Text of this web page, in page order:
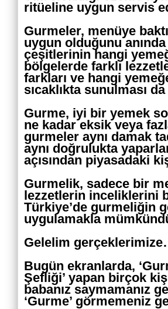
ritüeline uygun servis
Gurmeler, menüye
uygun olduğunu
çeşitlerinin hangi
bölgelerde farklı
farkları ve hangi
sıcaklıkta sunulması
Gurme, iyi bir yemek
ne kadar eksik veya
gurmeler aynı damak
aynı doğrulukta
açısından piyasadaki
Gurmelik, sadece bir
lezzetlerin inceliklerini
Türkiye’de gurmeliğin
uygulamakla
Gelelim
Bugün ekranlarda,
Şefliği’ yapan birçok
babanız saymamanız
‘Gurme’ görmemeniz